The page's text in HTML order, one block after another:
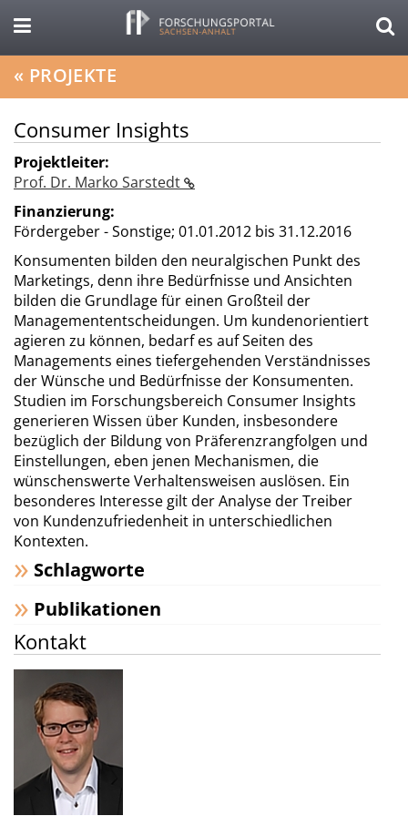
« PROJEKTE
Consumer Insights
Projektleiter:
Prof. Dr. Marko Sarstedt
Finanzierung:
Fördergeber - Sonstige; 01.01.2012 bis 31.12.2016
Konsumenten bilden den neuralgischen Punkt des
Marketings, denn ihre Bedürfnisse und Ansichten
bilden die Grundlage für einen Großteil der
Managemententscheidungen. Um kundenorientiert
agieren zu können, bedarf es auf Seiten des
Managements eines tiefergehenden Verständnisses
der Wünsche und Bedürfnisse der Konsumenten.
Studien im Forschungsbereich Consumer Insights
generieren Wissen über Kunden, insbesondere
bezüglich der Bildung von Präferenzrangfolgen und
Einstellungen, eben jenen Mechanismen, die
wünschenswerte Verhaltensweisen auslösen. Ein
besonderes Interesse gilt der Analyse der Treiber
von Kundenzufriedenheit in unterschiedlichen
Kontexten.
Schlagworte
Publikationen
Kontakt